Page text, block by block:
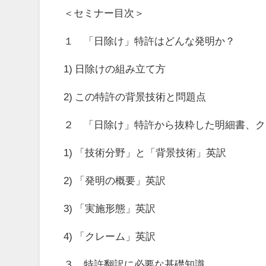
＜セミナー目次＞
１ 「日除け」特許はどんな発明か？
1) 日除けの組み立て方
2) この特許の背景技術と問題点
２ 「日除け」特許から抜粋した明細書、
1) 「技術分野」と「背景技術」英訳
2) 「発明の概要」英訳
3) 「実施形態」英訳
4) 「クレーム」英訳
３ 特許翻訳に必要な基礎知識